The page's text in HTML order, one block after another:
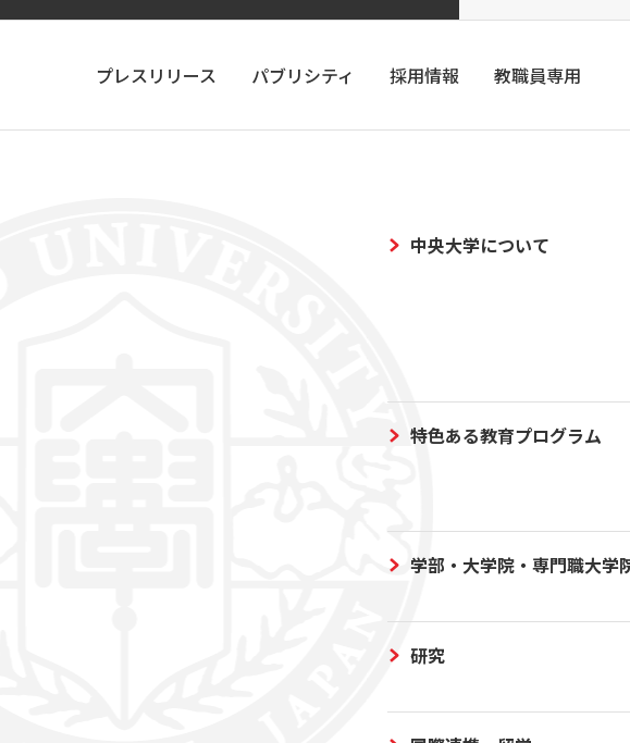
プレスリリース パブリシティ 採用情報 教職員専用
中央大学について
特色ある教育プログラム
学部・大学院・専門職大学
研究